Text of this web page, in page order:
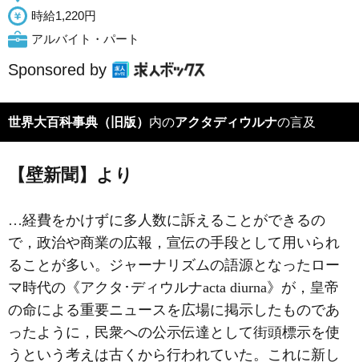
時給1,220円
アルバイト・パート
Sponsored by
世界大百科事典（旧版） 内のアクタディウルナの言及
【壁新聞】より
…経費をかけずに多人数に訴えることができるの
で，政治や商業の広報，宣伝の手段として用いられ
ることが多い。ジャーナリズムの語源となったロー
マ時代の《アクタ･ディウルナacta diurna》が，皇帝
の命による重要ニュースを広場に掲示したものであ
ったように，民衆への公示伝達として街頭標示を使
うという考えは古くから行われていた。これに新し